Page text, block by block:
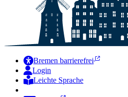
Bremen barrierefrei
Login
Leichte Sprache